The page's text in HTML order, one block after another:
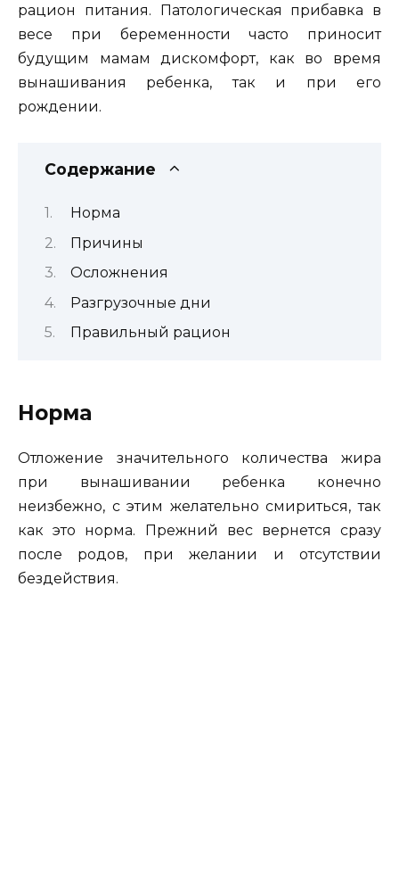
рацион питания. Патологическая прибавка в
весе при беременности часто приносит
будущим мамам дискомфорт, как во время
вынашивания ребенка, так и при его
рождении.
Содержание
Норма
Причины
Осложнения
Разгрузочные дни
Правильный рацион
Норма
Отложение значительного количества жира
при вынашивании ребенка конечно
неизбежно, с этим желательно смириться, так
как это норма. Прежний вес вернется сразу
после родов, при желании и отсутствии
бездействия.